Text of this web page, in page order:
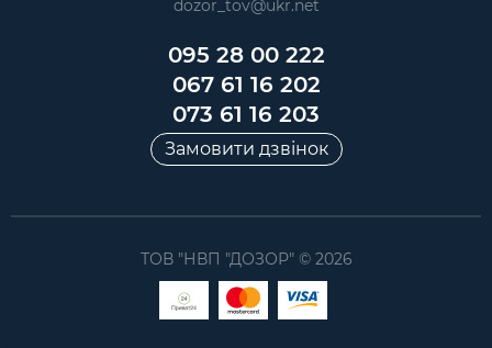
dozor_tov@ukr.net
095 28 00 222
067 61 16 202
073 61 16 203
Замовити дзвінок
ТОВ "НВП "ДОЗОР" © 2026